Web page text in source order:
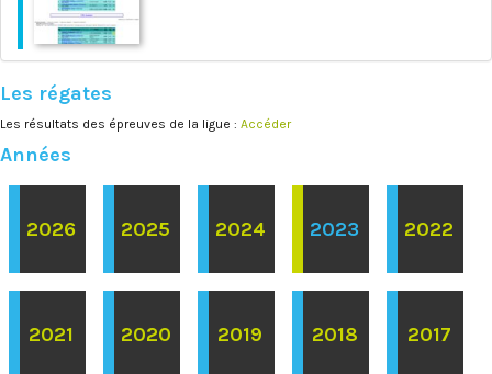
Les régates
Les résultats des épreuves de la ligue : Accéder
Années
2026 2025 2024 2023 2022
2021 2020 2019 2018 2017